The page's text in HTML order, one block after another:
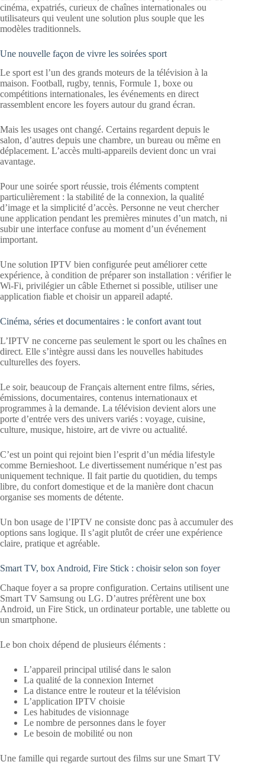
cinéma, expatriés, curieux de chaînes internationales ou
utilisateurs qui veulent une solution plus souple que les
modèles traditionnels.
Une nouvelle façon de vivre les soirées sport
Le sport est l’un des grands moteurs de la télévision à la
maison. Football, rugby, tennis, Formule 1, boxe ou
compétitions internationales, les événements en direct
rassemblent encore les foyers autour du grand écran.
Mais les usages ont changé. Certains regardent depuis le
salon, d’autres depuis une chambre, un bureau ou même en
déplacement. L’accès multi-appareils devient donc un vrai
avantage.
Pour une soirée sport réussie, trois éléments comptent
particulièrement : la stabilité de la connexion, la qualité
d’image et la simplicité d’accès. Personne ne veut chercher
une application pendant les premières minutes d’un match, ni
subir une interface confuse au moment d’un événement
important.
Une solution IPTV bien configurée peut améliorer cette
expérience, à condition de préparer son installation : vérifier le
Wi-Fi, privilégier un câble Ethernet si possible, utiliser une
application fiable et choisir un appareil adapté.
Cinéma, séries et documentaires : le confort avant tout
L’IPTV ne concerne pas seulement le sport ou les chaînes en
direct. Elle s’intègre aussi dans les nouvelles habitudes
culturelles des foyers.
Le soir, beaucoup de Français alternent entre films, séries,
émissions, documentaires, contenus internationaux et
programmes à la demande. La télévision devient alors une
porte d’entrée vers des univers variés : voyage, cuisine,
culture, musique, histoire, art de vivre ou actualité.
C’est un point qui rejoint bien l’esprit d’un média lifestyle
comme Bernieshoot. Le divertissement numérique n’est pas
uniquement technique. Il fait partie du quotidien, du temps
libre, du confort domestique et de la manière dont chacun
organise ses moments de détente.
Un bon usage de l’IPTV ne consiste donc pas à accumuler des
options sans logique. Il s’agit plutôt de créer une expérience
claire, pratique et agréable.
Smart TV, box Android, Fire Stick : choisir selon son foyer
Chaque foyer a sa propre configuration. Certains utilisent une
Smart TV Samsung ou LG. D’autres préfèrent une box
Android, un Fire Stick, un ordinateur portable, une tablette ou
un smartphone.
Le bon choix dépend de plusieurs éléments :
L’appareil principal utilisé dans le salon
La qualité de la connexion Internet
La distance entre le routeur et la télévision
L’application IPTV choisie
Les habitudes de visionnage
Le nombre de personnes dans le foyer
Le besoin de mobilité ou non
Une famille qui regarde surtout des films sur une Smart TV